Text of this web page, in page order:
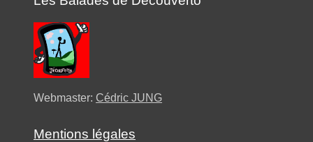
Webmaster: Cédric JUNG
Mentions légales